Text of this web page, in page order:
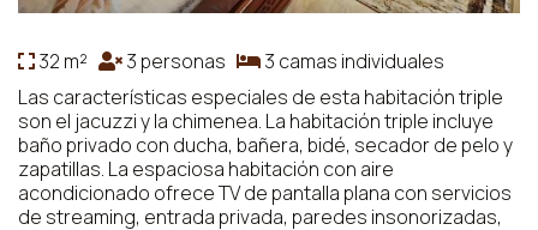
32 m² 3 personas
3 camas individuales
Las características especiales de esta habitación triple
son el jacuzzi y la chimenea. La habitación triple incluye
baño privado con ducha, bañera, bidé, secador de pelo y
zapatillas. La espaciosa habitación con aire
acondicionado ofrece TV de pantalla plana con servicios
de streaming, entrada privada, paredes insonorizadas,